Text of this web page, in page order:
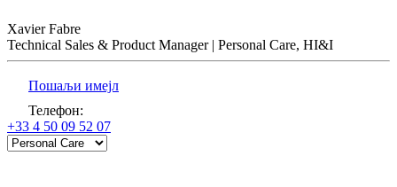
Xavier Fabre
Technical Sales & Product Manager | Personal Care, HI&I
Пошаљи имејл
Телефон:
+33 4 50 09 52 07